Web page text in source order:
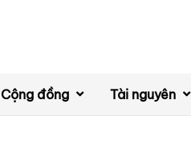
Cộng đồng Tài nguyên